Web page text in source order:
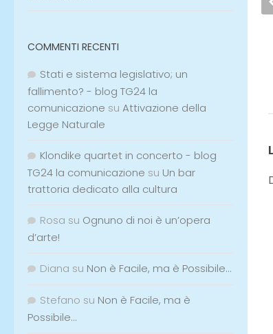
Risveglio in quinta
dimensione
COMMENTI RECENTI
Stati e sistema legislativo; un
fallimento? - blog TG24 la
comunicazione su Attivazione della
Legge Naturale
Klondike quartet in concerto - blog
TG24 la comunicazione su Un bar
trattoria dedicato alla cultura
Rosa su Ognuno di noi è un’opera
d’arte!
Diana su Non è Facile, ma è Possibile…
Stefano su Non è Facile, ma è
Possibile…